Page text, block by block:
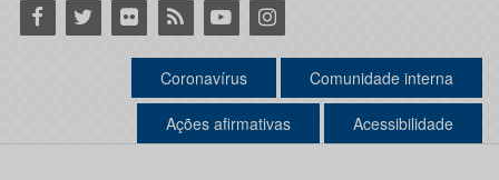
Facebook
Twitter Flickr RSS YoutubeInstagram
Coronavírus Comunidade interna
Ações afirmativas Acessibilidade